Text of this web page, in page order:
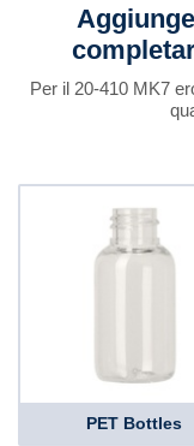
Per il 20-410 MK7
PET Bottles